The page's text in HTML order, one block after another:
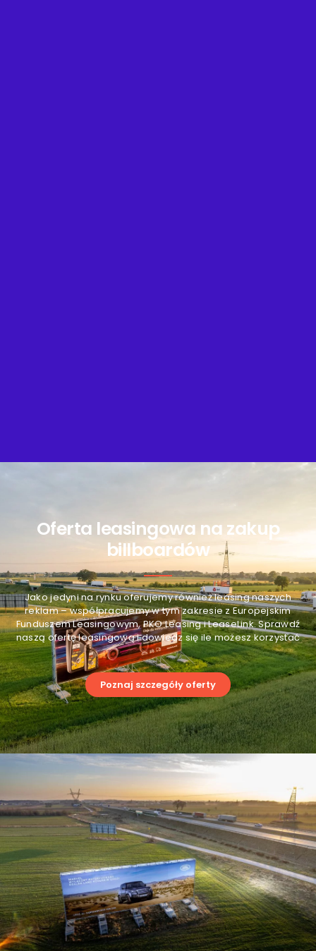
Oferta leasingowa na zakup
billboardów
Jako jedyni na rynku oferujemy również leasing naszych
reklam – współpracujemy w tym zakresie z Europejskim
Funduszem Leasingowym, PKO Leasing i LeaseLink. Sprawdź
naszą ofertę leasingową i dowiedz się ile możesz korzystać
Poznaj szczegóły oferty